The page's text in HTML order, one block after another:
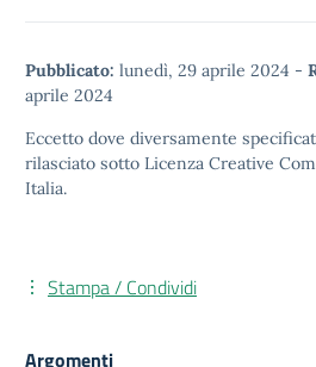
Pubblicato: lunedì, 29 aprile 2024 -
aprile 2024
Eccetto dove diversamente
rilasciato sotto Licenza Creative
Italia.
Stampa / Condividi
Argomenti